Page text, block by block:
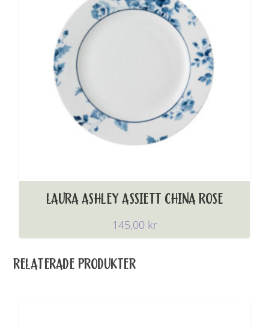
LAURA ASHLEY ASSIETT CHINA ROSE
145,00 kr
RELATERADE PRODUKTER